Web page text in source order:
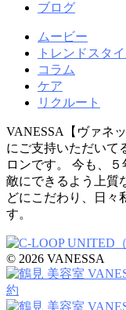
ブログ
ムービー
トレンドスタ
コラム
ケア
リクルート
VANESSA【ヴァネ
にご支持いただいて
ロンです。 今も、
敵にできるよう上質
どにこだわり、日々
す。
© 2026 VANESSA
約